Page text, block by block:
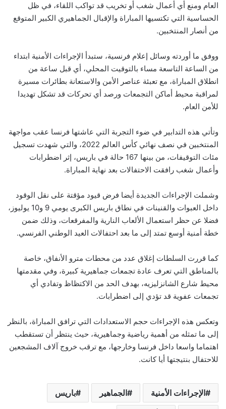
العام ومنع أي أعمال شغب أو تخريب قد تواكب اللقاء، في ظل
الحساسية التي تكتسيها المباراة والإقبال الجماهيري الكبير المتوقع
من أنصار المنتخبين.
ووفق ما أوردته وسائل إعلام فرنسية، ستبدأ الإجراءات الأمنية ابتداء
من الساعة التاسعة مساء بالتوقيت المحلي، أي قبل ساعة من
انطلاق المباراة، مع تعبئة عناصر الأمن والاستعانة بطائرات مسيرة
لمراقبة محيط أماكن التجمعات ورصد أي تحركات قد تشكل تهديدا
للأمن العام.
وتأتي هذه التدابير في ضوء التجربة التي عاشتها فرنسا عقب مواجهة
المنتخبين في نصف نهائي كأس العالم 2022، والتي شهدت تسجيل
مئات التوقيفات، من بينها 167 حالة في باريس، إثر اضطرابات
وأعمال شغب رافقت الاحتفالات بعد نهاية المباراة.
وشملت الإجراءات الجديدة أيضا فرض قيود مؤقتة على نقل الوقود
داخل العبوات والقنينات في نطاق باريس الكبرى يومي 9 و10 يوليوز،
فضلا عن حظر استعمال الألعاب النارية والمفرقعات، وذلك ضمن
خطة أمنية أوسع تمتد إلى ما بعد احتفالات العيد الوطني الفرنسي.
كما قررت السلطات إغلاق عدد من محطات مترو الأنفاق، خاصة
بالمناطق التي تعرف عادة تجمعات جماهيرية كبيرة، وفي مقدمتها
محيط شارع الشانزليزيه، بهدف الحد من الاكتظاظ وتفادي أي
تجمعات عفوية قد تؤدي إلى اضطرابات.
وتعكس هذه الإجراءات حجم الاستعدادات التي ترافق المباراة، بالنظر
إلى ما تمثله من أهمية رياضية وجماهيرية، حيث ينتظر أن تستقطب
اهتماما واسعا داخل فرنسا وخارجها، مع ترقب خروج آلاف المشجعين
للاحتفال بنتيجتها أيا كانت.
الإجراءات الأمنية الجماهير باريس